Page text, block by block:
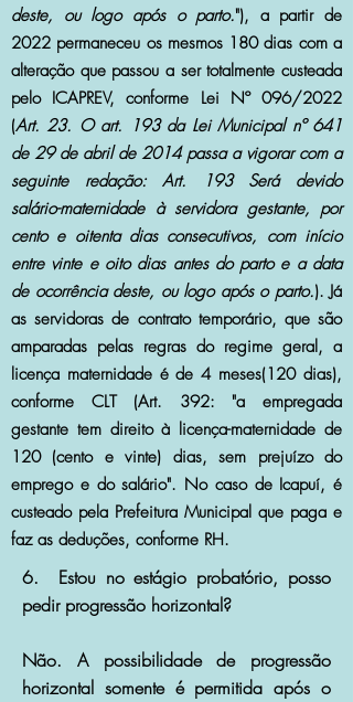
deste, ou logo após o parto."), a partir de
2022 permaneceu os mesmos 180 dias com a
alteração que passou a ser totalmente custeada
pelo ICAPREV, conforme Lei Nº 096/2022
(Art. 23. O art. 193 da Lei Municipal nº 641
de 29 de abril de 2014 passa a vigorar com a
seguinte redação: Art. 193 Será devido
salário-maternidade à servidora gestante, por
cento e oitenta dias consecutivos, com início
entre vinte e oito dias antes do parto e a data
de ocorrência deste, ou logo após o parto.). Já
as servidoras de contrato temporário, que são
amparadas pelas regras do regime geral, a
licença maternidade é de 4 meses(120 dias),
conforme CLT (Art. 392: "a empregada
gestante tem direito à licença-maternidade de
120 (cento e vinte) dias, sem prejuízo do
emprego e do salário". No caso de Icapuí, é
custeado pela Prefeitura Municipal que paga e
faz as deduções, conforme RH.
6. Estou no estágio probatório, posso
pedir progressão horizontal?
Não. A possibilidade de progressão
horizontal somente é permitida após o